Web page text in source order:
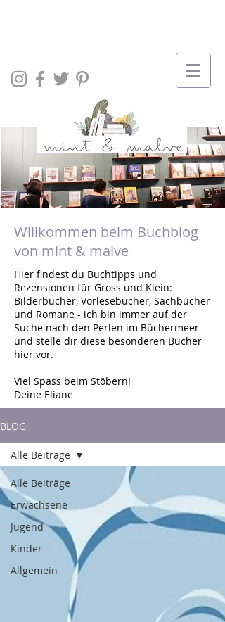
Willkommen beim Buchblog
von mint & malve
Hier findest du Buchtipps und
Rezensionen für Gross und Klein:
Bilderbücher, Vorlesebücher, Sachbücher
und Romane - ich bin immer auf der
Suche nach den Perlen im Büchermeer
und stelle dir diese besonderen Bücher
hier vor.
Viel Spass beim Stöbern!
Deine Eliane
BLOG
Alle Beiträge
Erwachsene
Jugend
Kinder
Allgemein
Alle Beiträge